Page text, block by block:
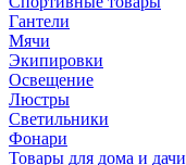
Гантели
Мячи
Экипировки
Освещение
Люстры
Светильники
Фонари
Товары для дома и дачи